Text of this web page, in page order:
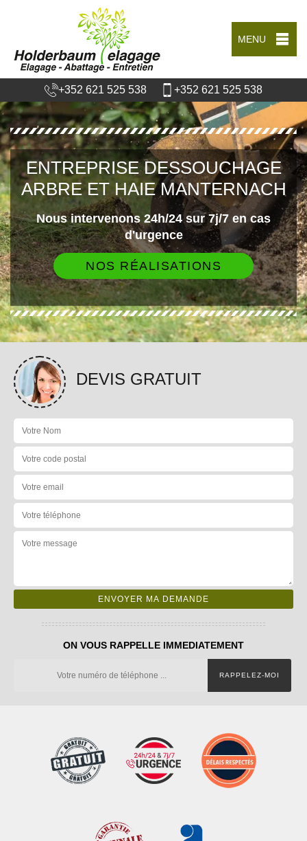
MENU
+352 621 525 538 +352 621 525 538
ENTREPRISE DESSOUCHAGE
ARBRE ET HAIE MANTERNACH
Nous intervenons 24h/24 sur 7j/7 en cas
d'urgence
NOS RÉALISATIONS
DEVIS GRATUIT
ON VOUS RAPPELLE IMMEDIATEMENT